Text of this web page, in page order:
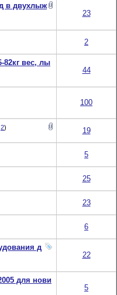
в двухлыж
23
2
82кг вес, лы
44
100
2)
19
5
25
23
6
д
22
для нови
5